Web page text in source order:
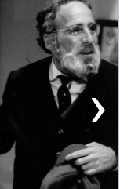
‹